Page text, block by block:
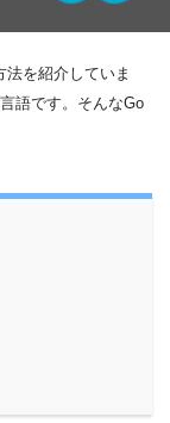
を紹介していま
語です。そんなGo